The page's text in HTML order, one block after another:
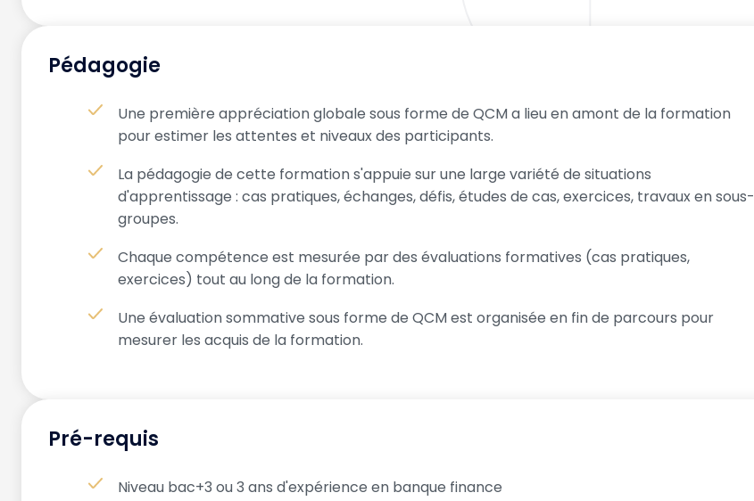
Pédagogie
Une première appréciation globale sous forme de QCM a lieu en amont de la formation
pour estimer les attentes et niveaux des participants.
La pédagogie de cette formation s'appuie sur une large variété de situations
d'apprentissage : cas pratiques, échanges, défis, études de cas, exercices, travaux en sous-
groupes.
Chaque compétence est mesurée par des évaluations formatives (cas pratiques,
exercices) tout au long de la formation.
Une évaluation sommative sous forme de QCM est organisée en fin de parcours pour
mesurer les acquis de la formation.
Pré-requis
Niveau bac+3 ou 3 ans d'expérience en banque finance